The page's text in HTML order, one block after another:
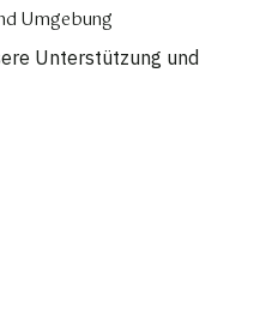
Umgebung
Unterstützung und